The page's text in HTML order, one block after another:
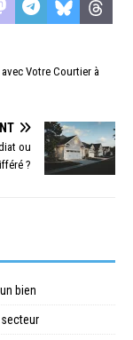
Votre Courtier à
ou
?
bien